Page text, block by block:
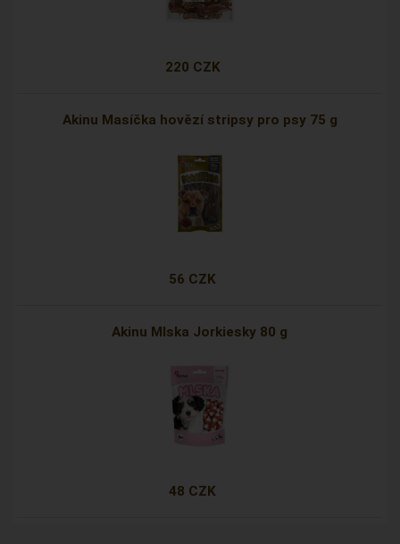
220 CZK
Akinu Masíčka hovězí stripsy pro psy 75 g
56 CZK
Akinu Mlska Jorkiesky 80 g
48 CZK